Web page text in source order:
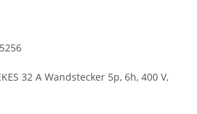
32 A Wandstecker 5p, 6h, 400 V,